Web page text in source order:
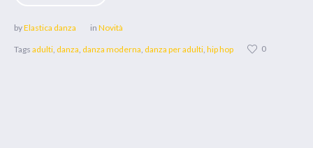
byElastica danza in Novità
Tags adulti danza danza moderna danza per adulti hip hop 0